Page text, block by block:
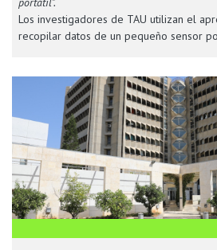
Los investigadores de TAU utilizan el
recopilar datos de un pequeño sensor